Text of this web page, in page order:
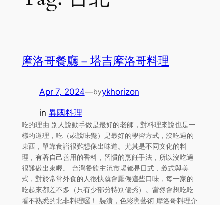
摩洛哥餐廳 – 塔吉摩洛哥料理
Apr 7, 2024—byykhorizon
in 異國料理
吃的理由 別人說動手做是最好的老師，對料理來說也是一
樣的道理，吃（或說味覺）是最好的學習方式，沒吃過的
東西，單靠食譜很難想像出味道。尤其是不同文化的料
理，有著自己善用的香料，習慣的烹飪手法，所以沒吃過
很難做出來喔。 台灣餐飲主流市場都是日式，義式與美
式，對於常常外食的人很快就會厭倦這些口味，每一家的
吃起來都差不多（只有少部分特別優秀）。當然會想吃吃
看不熟悉的北非料理囉！ 裝潢，色彩與藝術 摩洛哥料理介